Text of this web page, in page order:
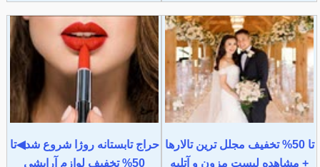
تا 50% تخفیف مجلل ترین تالارها
+ مشاهده لیست مزون و آتلیه
حراج تابستانه روژا شروع شد◀تا
50% تخفیف لوازم آرایشی